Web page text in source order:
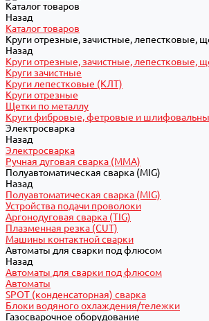
Каталог товаров
Назад
Каталог товаров
Круги отрезные, зачистные, лепестковые,
Назад
Круги отрезные, зачистные, лепестковые,
Круги зачистные
Круги лепестковые (КЛТ)
Круги отрезные
Щетки по металлу
Круги фибровые, фетровые и
Электросварка
Назад
Электросварка
Ручная дуговая сварка (MMA)
Полуавтоматическая сварка (MIG)
Назад
Полуавтоматическая сварка (MIG)
Устройства подачи проволоки
Аргонодуговая сварка (TIG)
Плазменная резка (CUT)
Машины контактной сварки
Автоматы для сварки под флюсом
Назад
Автоматы для сварки под флюсом
Автоматы
SPOT (конденсаторная) сварка
Блоки водяного охлаждения/тележки
Газосварочное оборудование